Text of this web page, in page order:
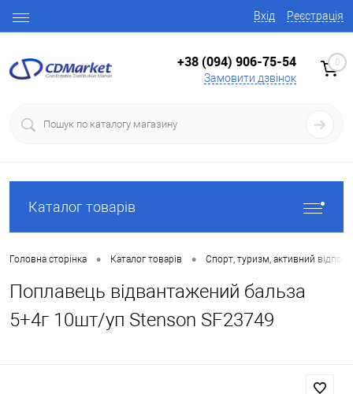
Вхід Реєстрація
+38 (094) 906-75-54
Замовити дзвінок
0
Каталог товарів
Головна сторінка • Каталог товарів • Спорт, туризм, активний
Поплавець відвантажений бальза
5+4г 10шт/уп Stenson SF23749